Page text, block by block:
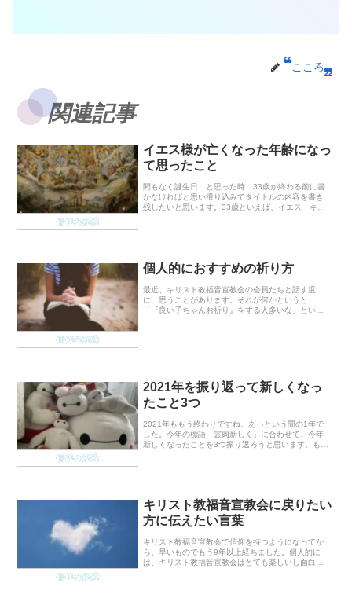
こころ
関連記事
信仰の経緯
イエス様が亡くなった年齢になっ
て思ったこと
間もなく誕生日…と思った時、33歳が終わる前に書
かなければと思い滑り込みでタイトルの内容を書き
残したいと思います。33歳といえば、イエス・キリ
信仰の経緯
個人的におすすめの祈り方
最近、キリスト教福音宣教会の会員たちと話す度
に、思うことがあります。それが何かというと
「『良い子ちゃんお祈り』をする人多いな」という
信仰の経緯
2021年を振り返って新しくなっ
たこと3つ
2021年ももう終わりですね。あっという間の1年で
した。今年の標語「霊肉新しく」に合わせて、今年
新しくなったことを3つ振り返ろうと思います。もち
信仰の経緯
キリスト教福音宣教会に戻りたい
方に伝えたい言葉
キリスト教福音宣教会で信仰を持つようになってか
ら、早いものでもう9年以上経ちました。個人的に
は、キリスト教福音宣教会はとても楽しいし面白い